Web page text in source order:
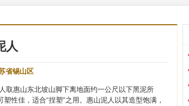
人
省锡山区
取惠山东北坡山脚下离地面约一公尺以下黑泥所
性佳，适合“捏塑”之用。惠山泥人以其造型饱满，